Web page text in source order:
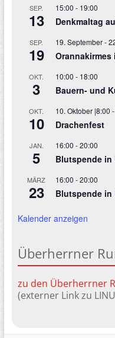
SEP.
13
15:00 - 19:00
Denkmaltag
SEP.
19
19. September-
OKT.
3
10:00 - 18:00
Bauern- und
OKT.
10
10. Oktober |8:00 -
Drachenfest
JAN.
5
16:00 -20:00
Blutspende in
MÄRZ
23
16:00 -20:00
Blutspende in
Kalender anzeigen
Überherrner
zu den Überherrner
(externer Link zu